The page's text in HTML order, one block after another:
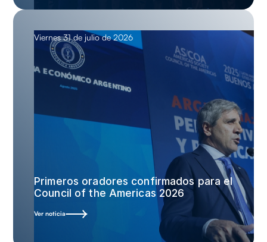
Viernes 31 de julio de 2026
Primeros oradores confirmados para el
Council of the Americas 2026
Ver noticia